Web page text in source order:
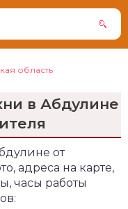
область
в Абдулине
от
адреса на карте,
часы работы